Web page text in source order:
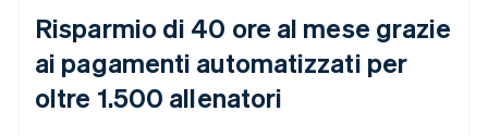
Risparmio di 40 ore al mese grazie
ai pagamenti automatizzati per
oltre 1.500 allenatori